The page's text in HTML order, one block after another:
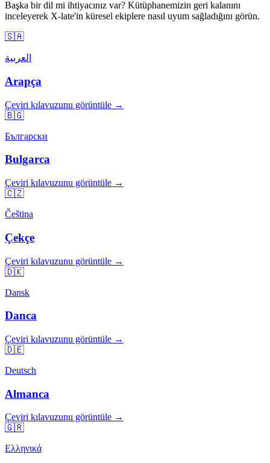
Başka bir dil mi ihtiyacınız var? Kütüphanemizin geri kalanını
inceleyerek X-late'in küresel ekiplere nasıl uyum sağladığını görün.
🇸🇦
العربية
Arapça
Çeviri kılavuzunu görüntüle →
🇧🇬
Български
Bulgarca
Çeviri kılavuzunu görüntüle →
🇨🇿
Čeština
Çekçe
Çeviri kılavuzunu görüntüle →
🇩🇰
Dansk
Danca
Çeviri kılavuzunu görüntüle →
🇩🇪
Deutsch
Almanca
Çeviri kılavuzunu görüntüle →
🇬🇷
Ελληνικά